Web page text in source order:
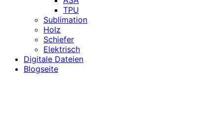
TPU
Sublimation
Holz
Schiefer
Elektrisch
Digitale Dateien
Blogseite